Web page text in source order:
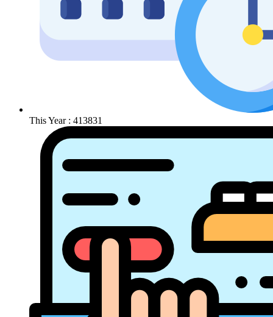
This Year : 413831